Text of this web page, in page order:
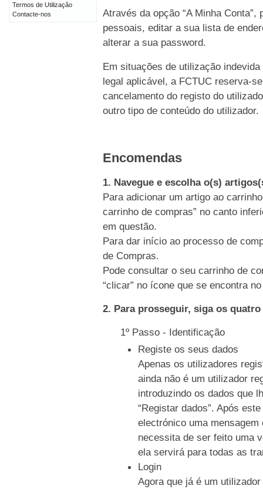
Através da opção “A Minha
pessoais, editar a sua lista de
alterar a sua password.
Em situações de utilização
legal aplicável, a FCTUC reserva-
cancelamento do registo do
outro tipo de conteúdo do utilizador.
Encomendas
1. Navegue e escolha o(s)
Para adicionar um artigo ao
carrinho de compras” no canto
em questão.
Para dar início ao processo de
de Compras.
Pode consultar o seu carrinho de
“clicar” no ícone que se encontra
2. Para prosseguir, siga os
1º Passo - Identificação
Registe os seus dados
Apenas os utilizadores
ainda não é um utilizador
introduzindo os dados que
“Registar dados”. Após
electrónico uma
necessita de ser feito uma
ela servirá para todas as
Login
Agora que já é um
Termos de Utilização
Contacte-nos